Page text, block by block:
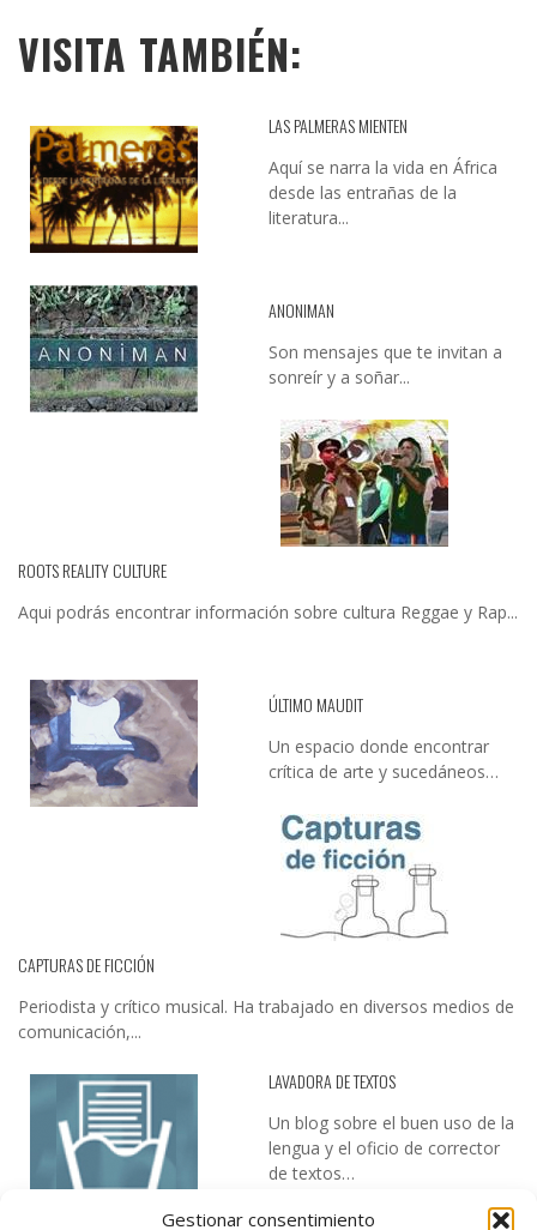
Gestionar consentimiento
VISITA TAMBIÉN:
LAS PALMERAS MIENTEN
Aquí se narra la vida en África
desde las entrañas de la
literatura...
ANONIMAN
Son mensajes que te invitan a
sonreír y a soñar...
ROOTS REALITY CULTURE
Aqui podrás encontrar información sobre cultura Reggae y Rap...
ÚLTIMO MAUDIT
Un espacio donde encontrar
crítica de arte y sucedáneos…
CAPTURAS DE FICCIÓN
Periodista y crítico musical. Ha trabajado en diversos medios de
comunicación,...
LAVADORA DE TEXTOS
Un blog sobre el buen uso de la
lengua y el oficio de corrector
de textos…